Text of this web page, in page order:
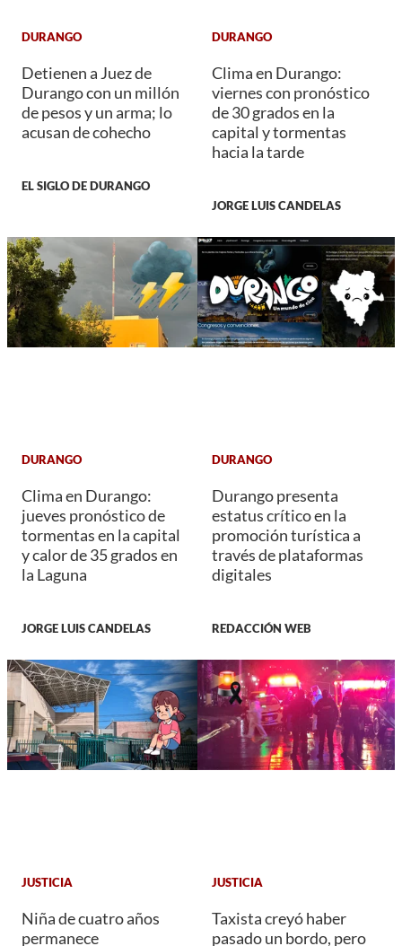
DURANGO
Detienen a Juez de
Durango con un millón
de pesos y un arma; lo
acusan de cohecho
EL SIGLO DE DURANGO
DURANGO
Clima en Durango:
viernes con pronóstico
de 30 grados en la
capital y tormentas
hacia la tarde
JORGE LUIS CANDELAS
DURANGO
Clima en Durango:
jueves pronóstico de
tormentas en la capital
y calor de 35 grados en
la Laguna
JORGE LUIS CANDELAS
DURANGO
Durango presenta
estatus crítico en la
promoción turística a
través de plataformas
digitales
REDACCIÓN WEB
JUSTICIA
Niña de cuatro años
permanece
JUSTICIA
Taxista creyó haber
pasado un bordo, pero